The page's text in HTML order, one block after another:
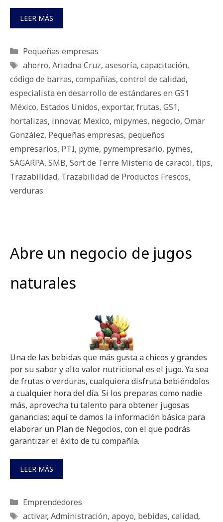
LEER MÁS
Categorías
Pequeñas empresas
Etiquetas
ahorro, Ariadna Cruz, asesoría, capacitación,
código de barras, compañías, control de calidad,
especialista en desarrollo de estándares en GS1
México, Estados Unidos, exportar, frutas, GS1,
hortalizas, innovar, Mexico, mipymes, negocio, Omar
González, Pequeñas empresas, pequeños
empresarios, PTI, pyme, pymempresario, pymes,
SAGARPA, SMB, Sort de Terre Misterio de caracol, tips,
Trazabilidad, Trazabilidad de Productos Frescos,
verduras
Abre un negocio de jugos
naturales
Una de las bebidas que más gusta a chicos y grandes
por su sabor y alto valor nutricional es el jugo. Ya sea
de frutas o verduras, cualquiera disfruta bebiéndolos
a cualquier hora del día. Si los preparas como nadie
más, aprovecha tu talento para obtener jugosas
ganancias; aquí te damos la información básica para
elaborar un Plan de Negocios, con el que podrás
garantizar el éxito de tu compañía.
LEER MÁS
Categorías
Emprendedores
Etiquetas
activar, Administración, apoyo, bebidas, calidad,